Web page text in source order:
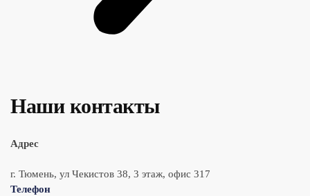
Наши контакты
Адрес
г. Тюмень, ул Чекистов 38, 3 этаж, офис 317
Телефон